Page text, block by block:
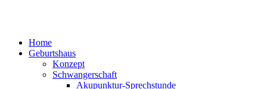
Home
Geburtshaus
Konzept
Schwangerschaft
Akupunktur-Sprechstunde